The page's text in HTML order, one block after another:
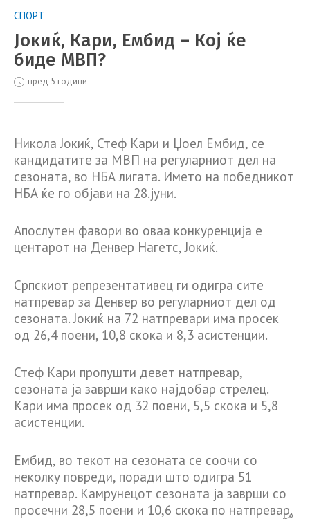
СПОРТ
Јокиќ, Кари, Ембид – Кој ќе
биде МВП?
пред 5 години
Никола Јокиќ, Стеф Кари и Џоел Ембид, се
кандидатите за МВП на регуларниот дел на
сезоната, во НБА лигата. Името на победникот
НБА ќе го објави на 28.јуни.
Апослутен фавори во оваа конкуренција е
центарот на Денвер Нагетс, Јокиќ.
Српскиот репрезентативец ги одигра сите
натпревар за Денвер во регуларниот дел од
сезоната. Јокиќ на 72 натпревари има просек
од 26,4 поени, 10,8 скока и 8,3 асистенции.
Стеф Кари пропушти девет натпревар,
сезоната ја заврши како најдобар стрелец.
Кари има просек од 32 поени, 5,5 скока и 5,8
асистенции.
Ембид, во текот на сезоната се соочи со
неколку повреди, поради што одигра 51
натпревар. Камрунецот сезоната ја заврши со
просечни 28,5 поени и 10,6 скока по натпревар.